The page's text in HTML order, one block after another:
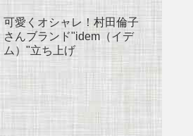
可愛くオシャレ！村田倫子
さんブランド"idem（イデ
ム）"立ち上げ